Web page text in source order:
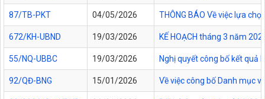
87/TB-PKT 04/05/2026 THÔNG BÁO Về việc lựa
672/KH-UBND 19/03/2026 KẾ HOẠCH tháng 3 năm
55/NQ-UBBC 19/03/2026 Nghị quyết công bố kết quả
92/QĐ-BNG 15/01/2026 Về việc công bố Danh mục